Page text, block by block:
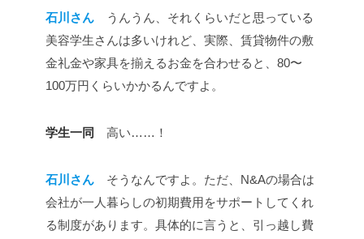
石川さん うんうん、それくらいだと思っている
美容学生さんは多いけれど、実際、賃貸物件の敷
金礼金や家具を揃えるお金を合わせると、80〜
100万円くらいかかるんですよ。
学生一同 高い……！
石川さん そうなんですよ。ただ、N&Aの場合は
会社が一人暮らしの初期費用をサポートしてくれ
る制度があります。具体的に言うと、引っ越し費